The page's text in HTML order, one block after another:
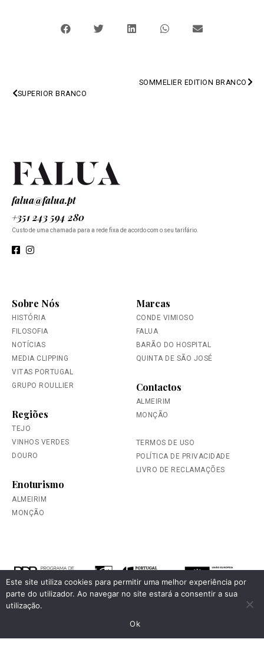
PREV
SOMMELIER EDITION BRANCO
SUPERIOR BRANCO
falua@falua.pt
+351 243 594 280
Custo de uma chamada para a rede fixa de acordo com o seu tarifário.
Sobre Nós
HISTÓRIA
FILOSOFIA
NOTÍCIAS
MEDIA CLIPPING
VITAS PORTUGAL
GRUPO ROULLIER
Regiões
TEJO
VINHOS VERDES
DOURO
Enoturismo
ALMEIRIM
MONÇÃO
Marcas
CONDE VIMIOSO
FALUA
BARÃO DO HOSPITAL
QUINTA DE SÃO JOSÉ
Contactos
ALMEIRIM
MONÇÃO
TERMOS DE USO
POLÍTICA DE PRIVACIDADE
LIVRO DE RECLAMAÇÕES
Por favor, beba de forma responsável.
Este site utiliza cookies para permitir uma melhor experiência por
parte do utilizador. Ao navegar no site estará a consentir a sua
utilização.
Ok